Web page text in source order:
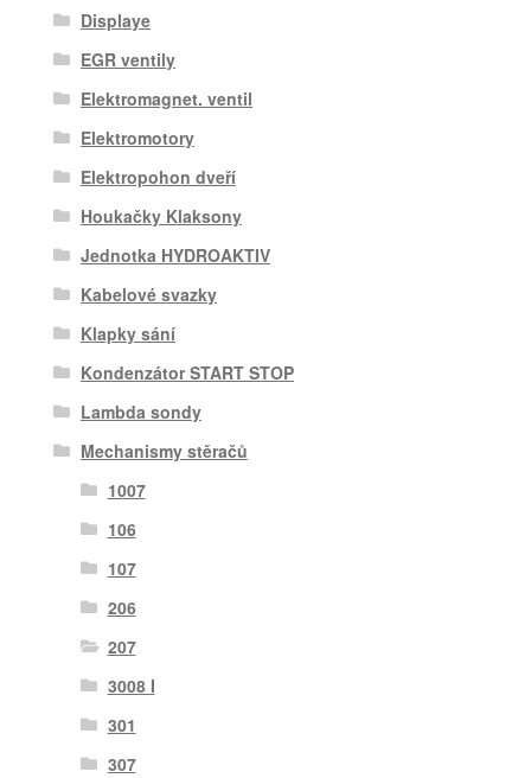
Displaye
EGR ventily
Elektromagnet. ventil
Elektromotory
Elektropohon dveří
Houkačky Klaksony
Jednotka HYDROAKTIV
Kabelové svazky
Klapky sání
Kondenzátor START STOP
Lambda sondy
Mechanismy stěračů
1007
106
107
206
207
3008 I
301
307